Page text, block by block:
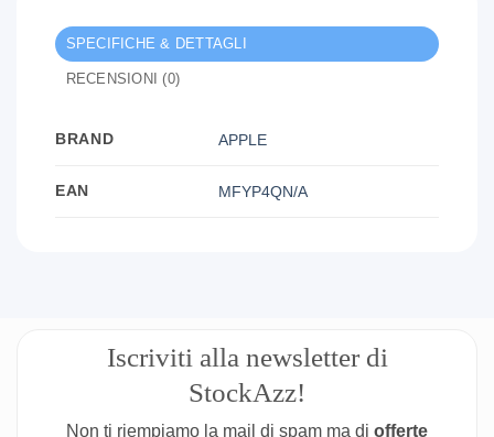
SPECIFICHE & DETTAGLI
RECENSIONI (0)
BRAND APPLE
EAN MFYP4QN/A
Iscriviti alla newsletter di
StockAzz!
Non ti riempiamo la mail di spam ma di offerte